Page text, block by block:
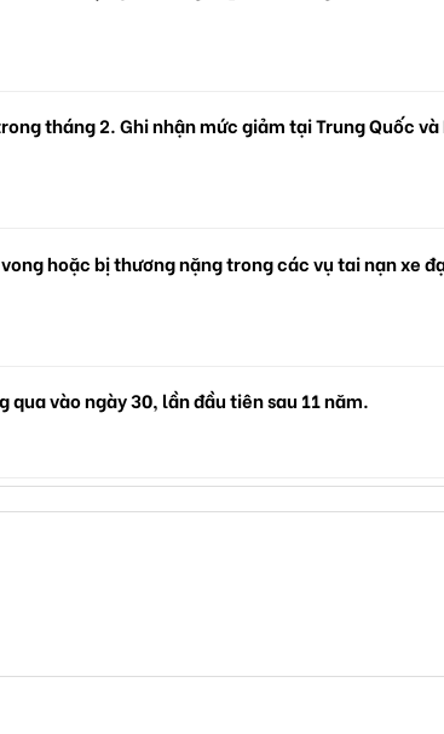
tháng 2. Ghi nhận mức giảm tại Trung Quốc
hoặc bị thương nặng trong các vụ tai nạn xe
vào ngày 30, lần đầu tiên sau 11 năm.